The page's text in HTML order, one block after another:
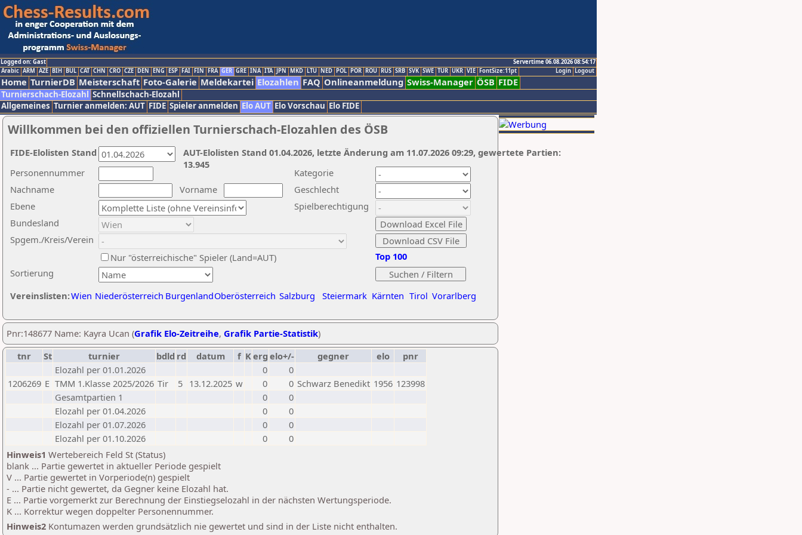
Logged on: Gast
Servertime 06.08.2026 08:54:17
Logout
Login
Arabic ARM AZE BIH BUL CAT CHN CRO CZE DEN ENG ESP FAI FIN FRA GER GRE INA ITA JPN MKD LTU NED POL POR ROU RUS SRB SVK SWE TUR UKR VIE FontSize:11pt
Home TurnierDB Meisterschaft Foto-Galerie Meldekartei Elozahlen FAQ Onlineanmeldung Swiss-Manager ÖSB FIDE
Turnierschach-Elozahl Schnellschach-Elozahl
Allgemeines Turnier anmelden: AUT FIDE Spieler anmelden Elo AUT Elo Vorschau Elo FIDE
Willkommen bei den offiziellen Turnierschach-Elozahlen des ÖSB
Nachname
Vorname
Ebene
Kategorie
Sortierung
Personennummer
Bundesland
Spgem./Kreis/Verein
Geschlecht
Nur "österreichische" Spieler (Land=AUT)
Spielberechtigung
Vereinslisten:Wien Niederösterreich BurgenlandOberösterreich Salzburg Steiermark Kärnten Tirol Vorarlberg
Top 100
AUT-Elolisten Stand 01.04.2026, letzte Änderung am 11.07.2026 09:29, gewertete Partien:
13.945
FIDE-Elolisten Stand
Pnr:148677 Name: Kayra Ucan (Grafik Elo-Zeitreihe, Grafik Partie-Statistik)
tnr
St turnier bdld rd datum f Kerg elo+/- gegner elo
pnr
Elozahl per 01.01.2026
0
0
1206269 E TMM 1.Klasse 2025/2026 Tir 5 13.12.2025 w 0 0 Schwarz Benedikt 1956 123998
Gesamtpartien 1
0
0
Elozahl per 01.04.2026
0
0
Elozahl per 01.07.2026
0
0
Elozahl per 01.10.2026
0
0
Hinweis1 Wertebereich Feld St (Status)
blank ... Partie gewertet in aktueller Periode gespielt
V ... Partie gewertet in Vorperiode(n) gespielt
- ... Partie nicht gewertet, da Gegner keine Elozahl hat.
E ... Partie vorgemerkt zur Berechnung der Einstiegselozahl in der nächsten Wertungsperiode.
K ... Korrektur wegen doppelter Personennummer.
Hinweis2 Kontumazen werden grundsätzlich nie gewertet und sind in der Liste nicht enthalten.